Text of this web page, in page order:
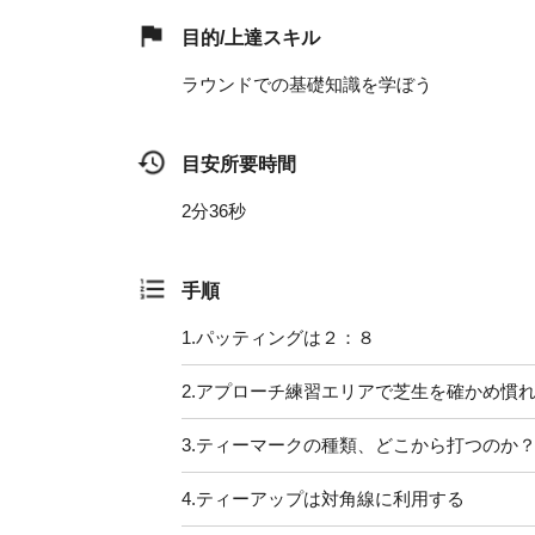
目的/上達スキル
ラウンドでの基礎知識を学ぼう
目安所要時間
2分36秒
手順
1.パッティングは２：８
2.アプローチ練習エリアで芝生を確かめ慣
3.ティーマークの種類、どこから打つのか？
4.ティーアップは対角線に利用する